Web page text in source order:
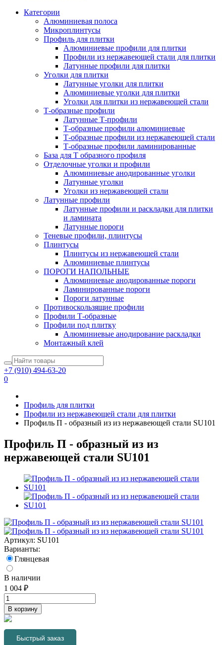
Категории
Алюминиевая полоса
Микроплинтусы
Профиль для плитки
Алюминиевые профили для плитки
Профили из нержавеющей стали для плитки
Латунные профили для плитки
Уголки для плитки
Латунные уголки для плитки
Алюминиевые уголки для плитки
Уголки для плитки из нержавеющей стали
Т-образные профили
Латунные Т-профили
Т-образные профили алюминиевые
Т-образные профили из нержавеющей стали
Т-образные профили ламинированные
База для Т образного профиля
Отделочные уголки и профили
Алюминиевые анодированные уголки
Латунные уголки
Уголки из нержавеющей стали
Латунные профили
Латунные профили и раскладки для плитки
и ламината
Латунные пороги
Теневые профили, плинтусы
Плинтусы
Плинтусы из нержавеющей стали
Алюминиевые плинтусы
ПОРОГИ НАПОЛЬНЫЕ
Алюминиевые анодированные пороги
Ламинированные пороги
Пороги латунные
Противоскользящие профили
Профили Т-образные
Профили под плитку
Алюминиевые анодирование раскладки
Монтажный клей
+7 (910) 494-63-20
0
Профиль для плитки
Профили из нержавеющей стали для плитки
Профиль П - образный из из нержавеющей стали SU101
Профиль П - образный из из
нержавеющей стали SU101
Артикул: SU101
Варианты:
Глянцевая
В наличии
1 004 ₽
В корзину
Быстрый заказ